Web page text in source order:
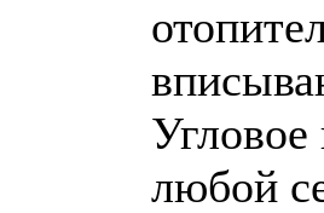
Угловое
любой